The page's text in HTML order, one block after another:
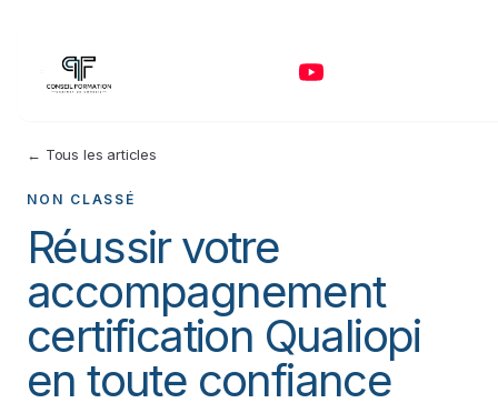
← Tous les articles
NON CLASSÉ
Réussir votre
accompagnement
certification Qualiopi
en toute confiance